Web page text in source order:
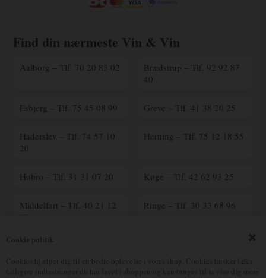
Find din nærmeste Vin & Vin
Aalborg – Tlf. 70 20 83 02
Brædstrup – Tlf. 92 92 87
40
Esbjerg – Tlf. 75 45 08 99 Greve – Tlf. 41 38 20 25
Haderslev – Tlf. 74 57 10
20
Herning – Tlf. 75 12 18 55
Hobro – Tlf. 31 31 07 20 Køge – Tlf. 42 62 93 25
Middelfart – Tlf. 40 21 12
Ringe – Tlf. 30 33 68 96